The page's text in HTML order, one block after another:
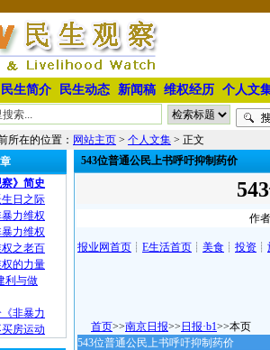
民生简介 民生动态 新闻稿 维权经历 个人文
所在的位置： 网站主页 > 个人文集 > 正文
》简史
日之际
力维权
力维权
之老百
的力量
利与做
非暴力
房运动
543位普通公民上书呼吁抑制药价
作
报业网首页 ┊ E生活首页 ┊ 美食 ┊ 投资 ┊
首页>>南京日报>> 日报·b1>>本
543位普通公民上书呼吁抑制药价